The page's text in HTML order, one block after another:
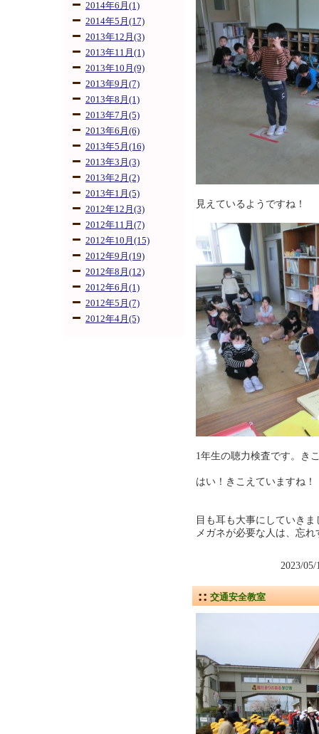
2014年6月(1)
2014年5月(17)
2013年12月(3)
2013年11月(1)
2013年10月(9)
2013年9月(7)
2013年8月(1)
2013年7月(5)
2013年6月(6)
2013年5月(16)
2013年3月(3)
2013年2月(2)
2013年1月(5)
2012年12月(3)
2012年11月(7)
2012年10月(15)
2012年9月(19)
2012年8月(12)
2012年6月(1)
2012年5月(7)
2012年4月(5)
見えているようですね！
1年生の聴力検査です。き
はい！きこえていますね！
目も耳も大事にしていきま
メガネが必要な人は、忘
2023/
交通安全教室